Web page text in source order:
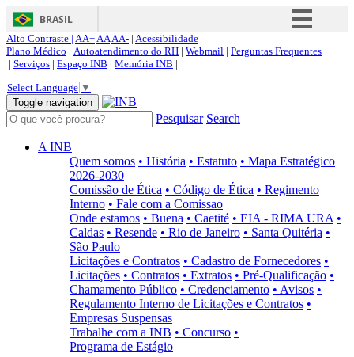
BRASIL
Simplifique!
Acesso à informação
Canais
Alto Contraste | AA+AAAA- | Acessibilidade
Plano Médico | Autoatendimento do RH | Webmail | Perguntas Frequentes
| Serviços | Espaço INB | Memória INB |
Select Language ▼
Toggle navigation
Pesquisar Search
A INB
Quem somos • História • Estatuto • Mapa Estratégico
2026-2030
Comissão de Ética • Código de Ética • Regimento
Interno • Fale com a Comissao
Onde estamos • Buena • Caetité • EIA - RIMA URA •
Caldas • Resende • Rio de Janeiro • Santa Quitéria •
São Paulo
Licitações e Contratos • Cadastro de Fornecedores •
Licitações • Contratos • Extratos • Pré-Qualificação •
Chamamento Público • Credenciamento • Avisos •
Regulamento Interno de Licitações e Contratos •
Empresas Suspensas
Trabalhe com a INB • Concurso •
Programa de Estágio